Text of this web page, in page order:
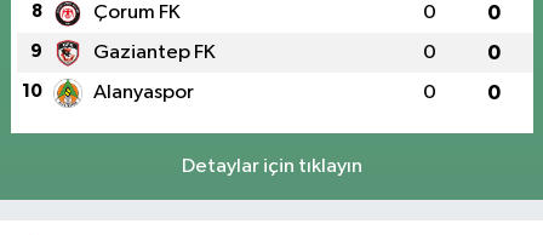
8 Çorum FK 0 0
9 Gaziantep FK 0 0
10 Alanyaspor 0 0
Detaylar için tıklayın